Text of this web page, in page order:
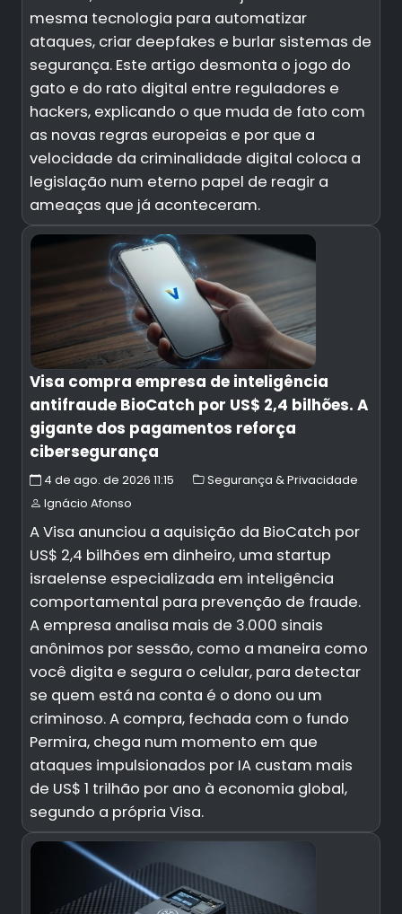
mesma tecnologia para automatizar
ataques, criar deepfakes e burlar sistemas de
segurança. Este artigo desmonta o jogo do
gato e do rato digital entre reguladores e
hackers, explicando o que muda de fato com
as novas regras europeias e por que a
velocidade da criminalidade digital coloca a
legislação num eterno papel de reagir a
ameaças que já aconteceram.
Visa compra empresa de inteligência
antifraude BioCatch por US$ 2,4 bilhões. A
gigante dos pagamentos reforça
cibersegurança
4 de ago. de 2026 11:15
Segurança & Privacidade
Ignácio Afonso
A Visa anunciou a aquisição da BioCatch por
US$ 2,4 bilhões em dinheiro, uma startup
israelense especializada em inteligência
comportamental para prevenção de fraude.
A empresa analisa mais de 3.000 sinais
anônimos por sessão, como a maneira como
você digita e segura o celular, para detectar
se quem está na conta é o dono ou um
criminoso. A compra, fechada com o fundo
Permira, chega num momento em que
ataques impulsionados por IA custam mais
de US$ 1 trilhão por ano à economia global,
segundo a própria Visa.